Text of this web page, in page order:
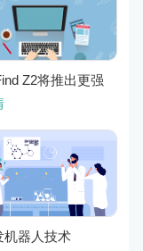
Z2将推出更强
更高级别的音频
机器人技术